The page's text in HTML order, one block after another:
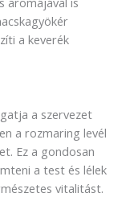
a keverék
a szervezet
a rozmaring levél
Ez a gondosan
a test és lélek
vitalitást.